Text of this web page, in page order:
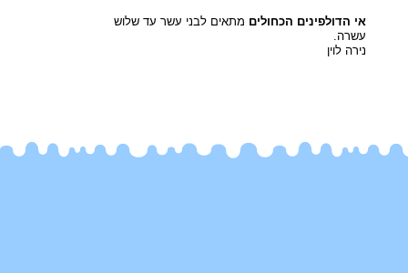
אי הדולפינים הכחולים מתאים לבני עשר עד שלוש
עשרה.
נירה לוין